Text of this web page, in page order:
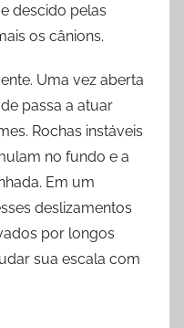
descido pelas
os cânions.
Uma vez aberta
passa a atuar
Rochas instáveis
no fundo e a
Em um
deslizamentos
por longos
sua escala com